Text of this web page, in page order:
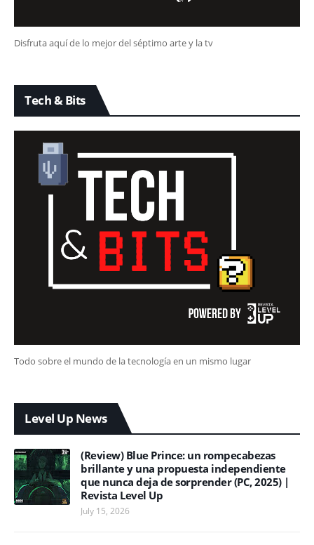
Disfruta aquí de lo mejor del séptimo arte y la tv
Tech & Bits
Todo sobre el mundo de la tecnología en un mismo lugar
Level Up News
(Review) Blue Prince: un rompecabezas
brillante y una propuesta independiente
que nunca deja de sorprender (PC, 2025) |
Revista Level Up
July 15, 2026